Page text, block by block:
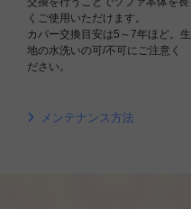
くご使用いただけます。
カバー交換目安は5～7年ほど。生
地の水洗いの可/不可にご注意く
ださい。
メンテナンス方法